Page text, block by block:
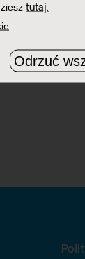
tutaj.
Odrzuć